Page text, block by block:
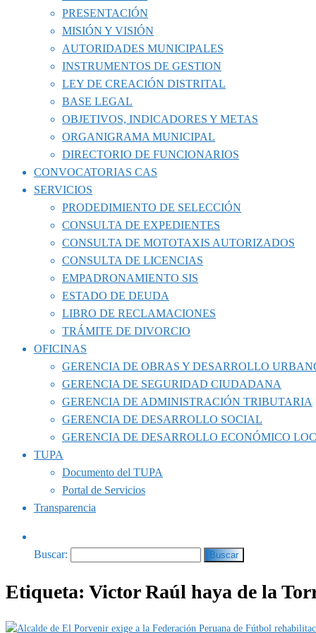
PRESENTACIÓN
MISIÓN Y VISIÓN
AUTORIDADES MUNICIPALES
INSTRUMENTOS DE GESTION
LEY DE CREACIÓN DISTRITAL
BASE LEGAL
OBJETIVOS, INDICADORES Y METAS
ORGANIGRAMA MUNICIPAL
DIRECTORIO DE FUNCIONARIOS
CONVOCATORIAS CAS
SERVICIOS
PRODEDIMIENTO DE SELECCIÓN
CONSULTA DE EXPEDIENTES
CONSULTA DE MOTOTAXIS AUTORIZADOS
CONSULTA DE LICENCIAS
EMPADRONAMIENTO SIS
ESTADO DE DEUDA
LIBRO DE RECLAMACIONES
TRÁMITE DE DIVORCIO
OFICINAS
GERENCIA DE OBRAS Y DESARROLLO
GERENCIA DE SEGURIDAD CIUDADANA
GERENCIA DE ADMINISTRACIÓN TRIBUTARIA
GERENCIA DE DESARROLLO SOCIAL
GERENCIA DE DESARROLLO ECONÓMICO
TUPA
Documento del TUPA
Portal de Servicios
Transparencia
Buscar:
Etiqueta: Victor Raúl haya de la